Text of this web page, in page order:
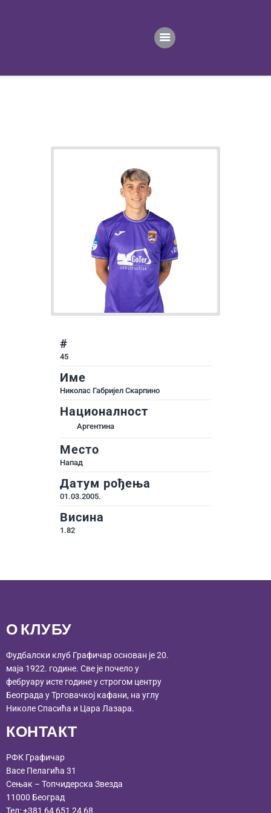
ПРОДАВНИЦА
#
45
Име
Николас Габријел Скарпино
Националност
Аргентина
Место
Напад
Датум рођења
01.03.2005.
Висина
1.82
О КЛУБУ
Фудбалски клуб Графичар основан је 20.
маја 1922. године. Све је почело у
фебруару исте године у строгом центру
Београда у Трговачкој кафани, на углу
Николе Спасића и Цара Лазара.
КОНТАКТ
РФК Графичар
Васе Пелагића 31
Сењак – Топчидерска Звезда
11000 Београд
Тел:+381 64 651 24 68